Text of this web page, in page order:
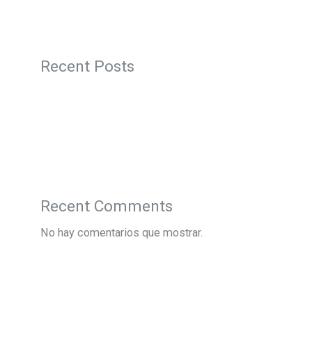
Recent Posts
Recent Comments
No hay comentarios que mostrar.